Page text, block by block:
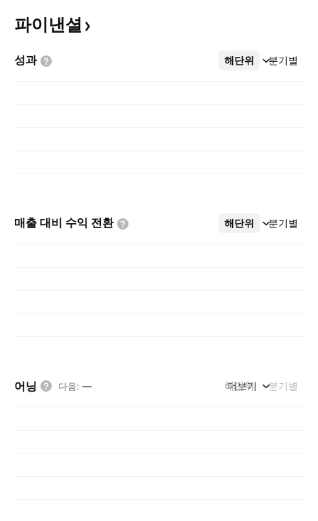
파이낸셜
성과 해단위 분기별
더보기
매출 대비 수익 전환 해단위 분기별
더보기
어닝 다음: — 해단위 분기별
더보기